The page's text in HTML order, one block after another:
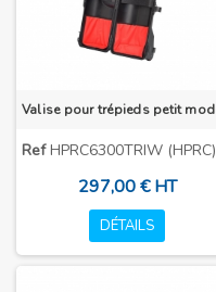
RefHPRC6300TRIW (HPRC)
297,00 € HT
DÉTAILS